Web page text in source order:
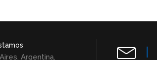
Argentina.